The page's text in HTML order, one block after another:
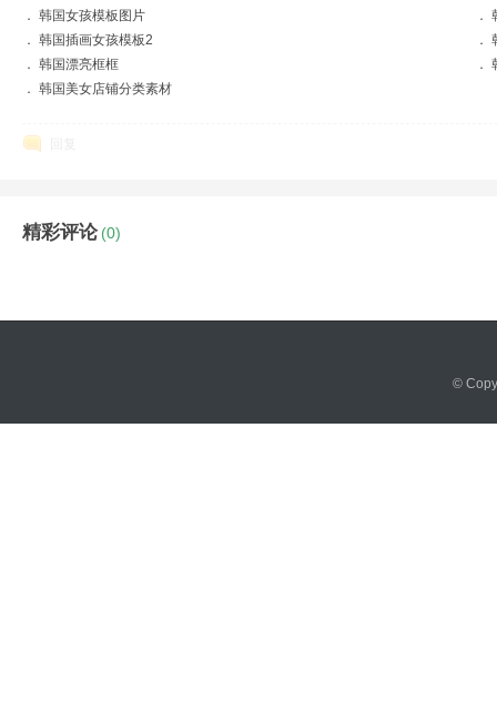
． 韩国女孩模板图片 ．
． 韩国插画女孩模板2 ．
． 韩国漂亮框框 ．
． 韩国美女店铺分类素材
精彩评论 (0)
©